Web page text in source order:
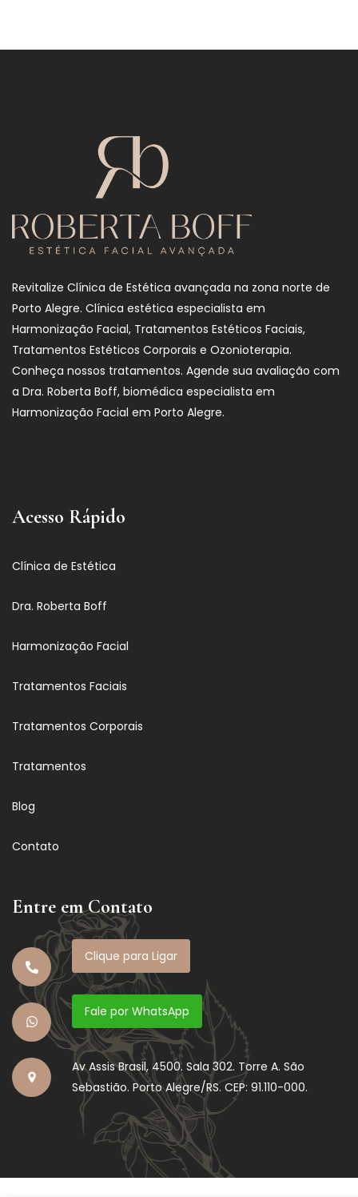
Revitalize Clínica de Estética avançada na zona norte de
Porto Alegre. Clínica estética especialista em
Harmonização Facial, Tratamentos Estéticos Faciais,
Tratamentos Estéticos Corporais e Ozonioterapia.
Conheça nossos tratamentos. Agende sua avaliação com
a Dra. Roberta Boff, biomédica especialista em
Harmonização Facial em Porto Alegre.
Acesso Rápido
Clínica de Estética
Dra. Roberta Boff
Harmonização Facial
Tratamentos Faciais
Tratamentos Corporais
Tratamentos
Blog
Contato
Entre em Contato
Clique para Ligar
Fale por WhatsApp
Av Assis Brasil, 4500. Sala 302. Torre A. São
Sebastião. Porto Alegre/RS. CEP: 91.110-000.